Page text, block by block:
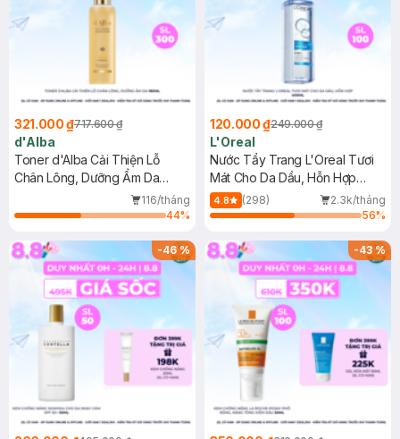
321.000 ₫717.600 ₫
d'Alba
Toner d'Alba Cải Thiện Lỗ
Chân Lông, Dưỡng Ẩm Da
116/tháng
44%
120.000 ₫249.000 ₫
L'Oreal
Nước Tẩy Trang L'Oreal Tươi
Mát Cho Da Dầu, Hỗn Hợp
400ml
4.8 (298)
2.3k/tháng
56%
-46% -43%